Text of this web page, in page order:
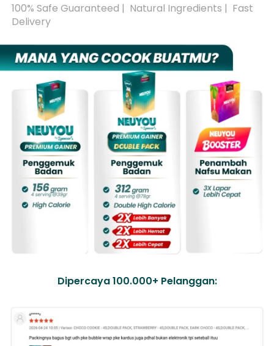
100% Safe Guaranteed |  Natural Ingredients |  Fast
Delivery
Dipercaya 100.000+ Pelanggan: